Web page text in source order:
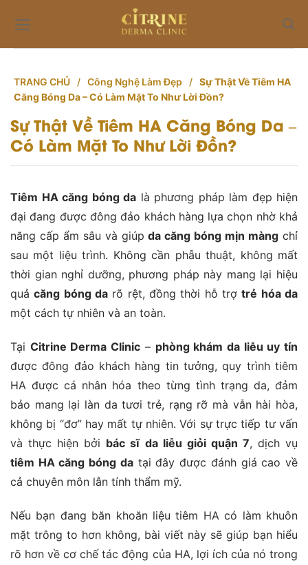
content
TRANG CHỦ / Công Nghệ Làm Đẹp / Sự Thật Về Tiêm HA
Căng Bóng Da – Có Làm Mặt To Như Lời Đồn?
Sự Thật Về Tiêm HA Căng Bóng Da –
Có Làm Mặt To Như Lời Đồn?
Tiêm HA căng bóng da là phương pháp làm đẹp hiện
đại đang được đông đảo khách hàng lựa chọn nhờ khả
năng cấp ẩm sâu và giúpda căng bóng mịn màng chỉ
sau một liệu trình. Không cần phẫu thuật, không mất
thời gian nghỉ dưỡng, phương pháp này mang lại hiệu
quảcăng bóng da rõ rệt, đồng thời hỗ trợtrẻ hóa da
một cách tự nhiên và an toàn.
Tại Citrine Derma Clinic – phòng khám da liễu uy tín
được đông đảo khách hàng tin tưởng, quy trình tiêm
HA được cá nhân hóa theo từng tình trạng da, đảm
bảo mang lại làn da tươi trẻ, rạng rỡ mà vẫn hài hòa,
không bị “đơ” hay mất tự nhiên. Với sự trực tiếp tư vấn
và thực hiện bởi bác sĩ da liễu giỏi quận 7, dịch vụ
tiêm HA căng bóng datại đây được đánh giá cao về
cả chuyên môn lẫn tính thẩm mỹ.
Nếu bạn đang băn khoăn liệu tiêm HA có làm khuôn
mặt trông to hơn không, bài viết này sẽ giúp bạn hiểu
rõ hơn về cơ chế tác động của HA, lợi ích của nó trong